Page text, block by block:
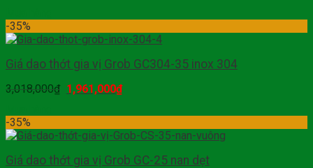
-35%
Giá dao thớt gia vị Grob GC304-35 inox 304
3,018,000₫ 1,961,000₫
-35%
Giá dao thớt gia vị Grob GC-25 nan dẹt